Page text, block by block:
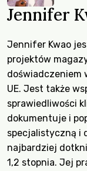
Jennifer
Jennifer Kwao
projektów
doświadczeniem
UE. Jest także
sprawiedliwości
dokumentuje i
specjalistyczną i
najbardziej
1,2 stopnia. Jej